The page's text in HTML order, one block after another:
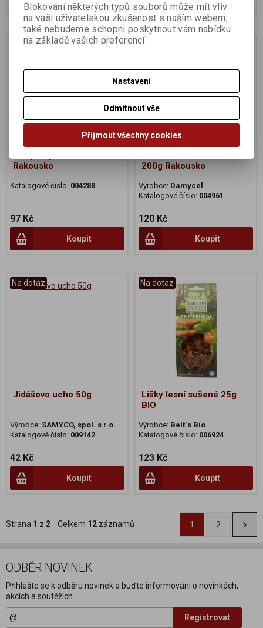
Na dotaz
Rakousko
Katalogové číslo: 004288
97 Kč
Koupit
Na dotaz
200g Rakousko
Výrobce: Damycel
Katalogové číslo: 004961
120 Kč
Koupit
Na dotaz
Jidášovo ucho 50g
Výrobce: SAMYCO, spol. s r.o.
Katalogové číslo: 009142
42 Kč
Koupit
Na dotaz
Lišky lesní sušené 25g
BIO
Výrobce: Belt´s Bio
Katalogové číslo: 006924
123 Kč
Koupit
Strana 1 z 2 Celkem 12 záznamů 1 2
ODBĚR NOVINEK
Přihlašte se k odběru novinek a buďte informováni o novinkách,
akcích a soutěžích.
Registrovat
Blokování některých typů souborů může mít vliv
na vaši uživatelskou zkušenost s naším webem,
také nebudeme schopni poskytnout vám nabídku
na základě vašich preferencí.
Nastavení
Odmítnout vše
Přijmout všechny cookies